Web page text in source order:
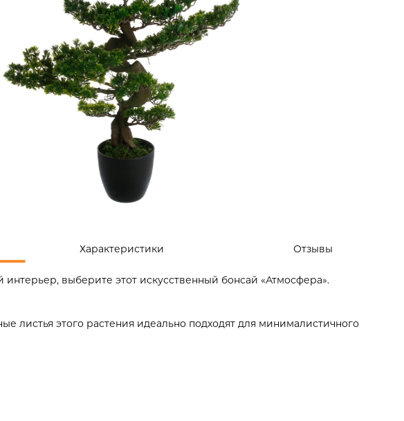
Характеристики Отзывы
выберите этот искусственный бонсай «Атмосфера».
листья этого растения идеально подходят для минималистичного